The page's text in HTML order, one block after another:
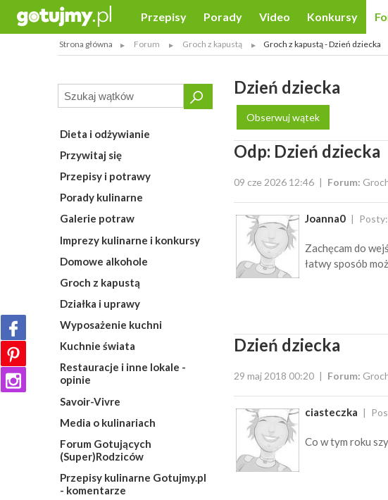
Przepisy Porady Video Konkursy
Strona główna Forum Groch z kapustą Groch z kapustą - Dzień dziecka
Dieta i odżywianie
Przywitaj się
Przepisy i potrawy
Porady kulinarne
Galerie potraw
Imprezy kulinarne i konkursy
Domowe alkohole
Groch z kapustą
Działka i uprawy
Wyposażenie kuchni
Kuchnie świata
Restauracje i inne lokale -
opinie
Savoir-Vivre
Media o kulinariach
Forum Gotujących
(Super)Rodziców
Przepisy kulinarne Gotujmy.pl
- komentarze
Dzień dziecka
Obserwuj wątek
Odp: Dzień dziecka
09 cze 2026 12:46 Forum:
Joanna0
Zachęcam do
łatwy sposób
Dzień dziecka
29 maj 2018 00:20 Forum:
ciasteczka
Co w tym roku